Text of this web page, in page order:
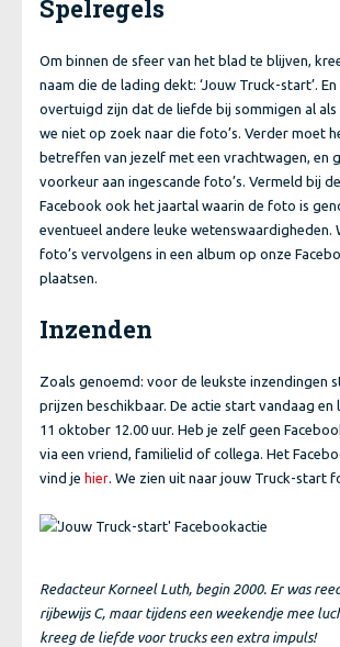
Spelregels
Om binnen de sfeer van het blad te blijven,
naam die de lading dekt: ‘Jouw Truck-start’.
overtuigd zijn dat de liefde bij sommigen al als
we niet op zoek naar die foto’s. Verder moet
betreffen van jezelf met een vrachtwagen, en
voorkeur aan ingescande foto’s. Vermeld bij
Facebook ook het jaartal waarin de foto is
eventueel andere leuke wetenswaardigheden.
foto’s vervolgens in een album op onze
plaatsen.
Inzenden
Zoals genoemd: voor de leukste inzendingen
prijzen beschikbaar. De actie start vandaag
11 oktober 12.00 uur. Heb je zelf geen
via een vriend, familielid of collega. Het
vind je hier. We zien uit naar jouw Truck-start
Redacteur Korneel Luth, begin 2000. Er was
rijbewijs C, maar tijdens een weekendje mee
kreeg de liefde voor trucks een extra impuls!